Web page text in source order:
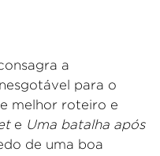
a
para o
melhor roteiro e
e Uma batalha após
de uma boa